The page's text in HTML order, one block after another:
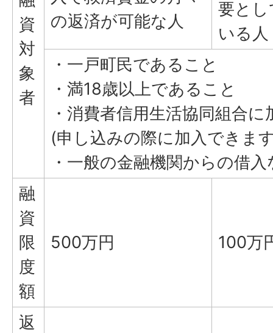
資
対
象
者
の返済が可能な人
要とし
いる人
・一戸町民であること
・満18歳以上であること
・消費者信用生活協同組合
(申し込みの際に加入できま
・一般の金融機関からの借
融
資
限
度
額
500万円 100万
返